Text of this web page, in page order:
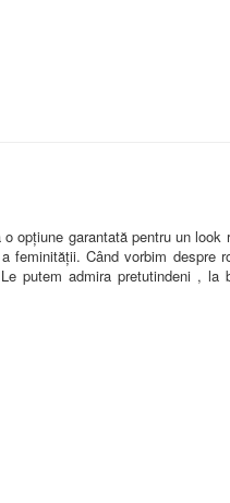
opțiune garantată pentru un look
Când vorbim despre
putem admira pretutindeni , la